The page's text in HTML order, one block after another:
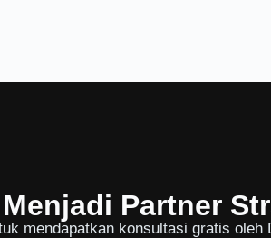
Partner
mendapatkan konsultasi gratis